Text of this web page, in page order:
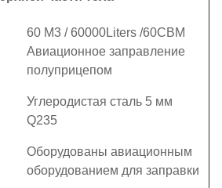
60 M3 / 60000Liters /60CBM
Авиационное заправление
полуприцепом
Углеродистая сталь 5 мм
Q235
Оборудованы авиационным
оборудованием для заправки